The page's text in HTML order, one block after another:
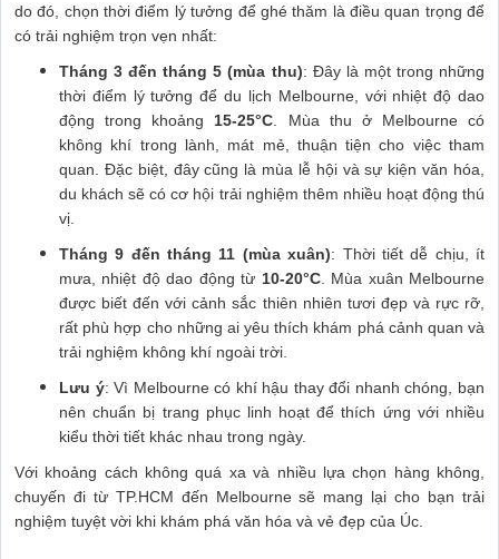
do đó, chọn thời điểm lý tưởng để ghé thăm là điều quan trọng để
có trải nghiệm trọn vẹn nhất:
Tháng 3 đến tháng 5 (mùa thu): Đây là một trong những
thời điểm lý tưởng để du lịch Melbourne, với nhiệt độ dao
động trong khoảng 15-25°C . Mùa thu ở Melbourne có
không khí trong lành, mát mẻ, thuận tiện cho việc tham
quan. Đặc biệt, đây cũng là mùa lễ hội và sự kiện văn hóa,
du khách sẽ có cơ hội trải nghiệm thêm nhiều hoạt động thú
vị.
Tháng 9 đến tháng 11 (mùa xuân): Thời tiết dễ chịu, ít
mưa, nhiệt độ dao động từ 10-20°C. Mùa xuân Melbourne
được biết đến với cảnh sắc thiên nhiên tươi đẹp và rực rỡ,
rất phù hợp cho những ai yêu thích khám phá cảnh quan và
trải nghiệm không khí ngoài trời.
Lưu ý: Vì Melbourne có khí hậu thay đổi nhanh chóng, bạn
nên chuẩn bị trang phục linh hoạt để thích ứng với nhiều
kiểu thời tiết khác nhau trong ngày.
Với khoảng cách không quá xa và nhiều lựa chọn hàng không,
chuyến đi từ TP.HCM đến Melbourne sẽ mang lại cho bạn trải
nghiệm tuyệt vời khi khám phá văn hóa và vẻ đẹp của Úc.